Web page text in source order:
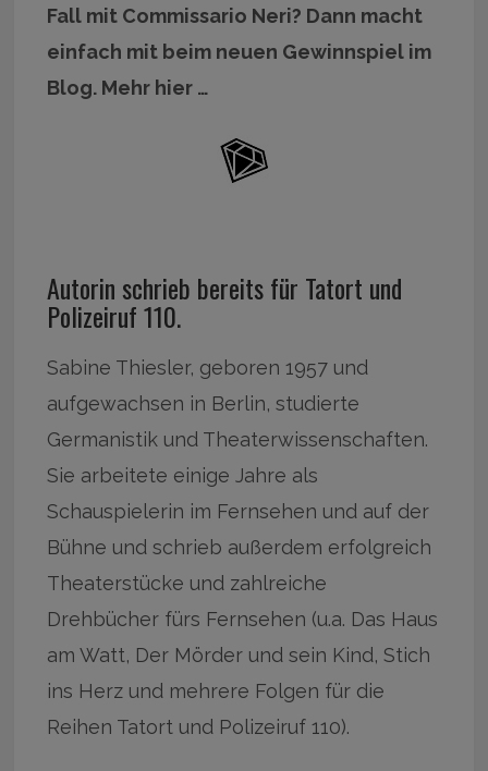
Fall mit Commissario Neri? Dann macht
einfach mit beim neuen Gewinnspiel im
Blog. Mehr hier …
Autorin schrieb bereits für Tatort und
Polizeiruf 110.
Sabine Thiesler, geboren 1957 und
aufgewachsen in Berlin, studierte
Germanistik und Theaterwissenschaften.
Sie arbeitete einige Jahre als
Schauspielerin im Fernsehen und auf der
Bühne und schrieb außerdem erfolgreich
Theaterstücke und zahlreiche
Drehbücher fürs Fernsehen (u.a. Das Haus
am Watt, Der Mörder und sein Kind, Stich
ins Herz und mehrere Folgen für die
Reihen Tatort und Polizeiruf 110).